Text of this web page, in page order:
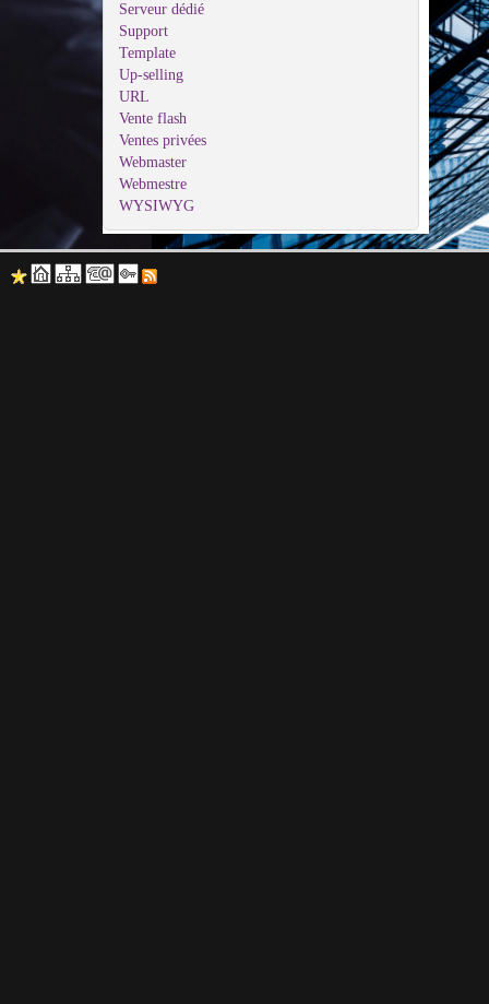
Serveur dédié
Support
Template
Up-selling
URL
Vente flash
Ventes privées
Webmaster
Webmestre
WYSIWYG